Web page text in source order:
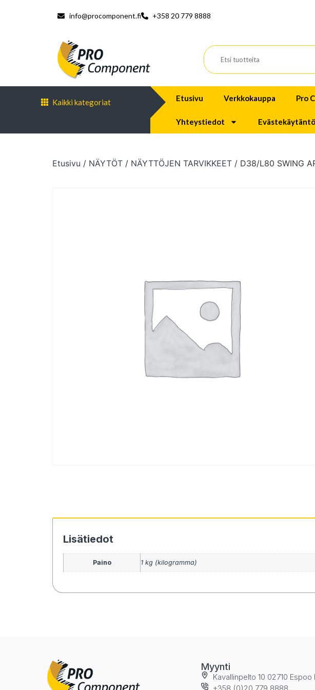
info@procomponent.fi +358 20 779 8888
Kaikki kategoriat Etusivu Verkkokauppa Pro
Yhteystiedot Evästekäytäntö
Etusivu / NÄYTÖT / NÄYTTÖJEN TARVIKKEET / D38/L80 SWING
Lisätiedot
Paino 1 kg (kilogramma)
Myynti
Kavallinpelto 10 02710 Espoo